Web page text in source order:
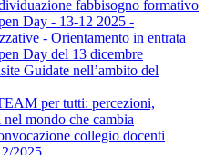
fabbisogno formativo
Day - 13-12 2025 -
- Orientamento in entrata
Day del 13 dicembre
Guidate nell’ambito del
per tutti: percezioni,
mondo che cambia
collegio docenti